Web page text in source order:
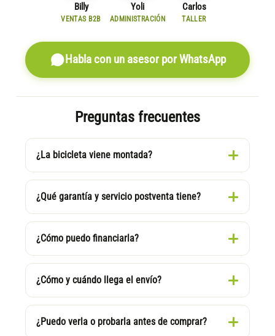
Billy
VENTAS B2B
Yoli
ADMINISTRACIÓN
Carlos
TALLER
Habla con un asesor por WhatsApp
Preguntas frecuentes
¿La bicicleta viene montada?
¿Qué garantía y servicio postventa tiene?
¿Cómo puedo financiarla?
¿Cómo y cuándo llega el envío?
¿Puedo verla o probarla antes de comprar?